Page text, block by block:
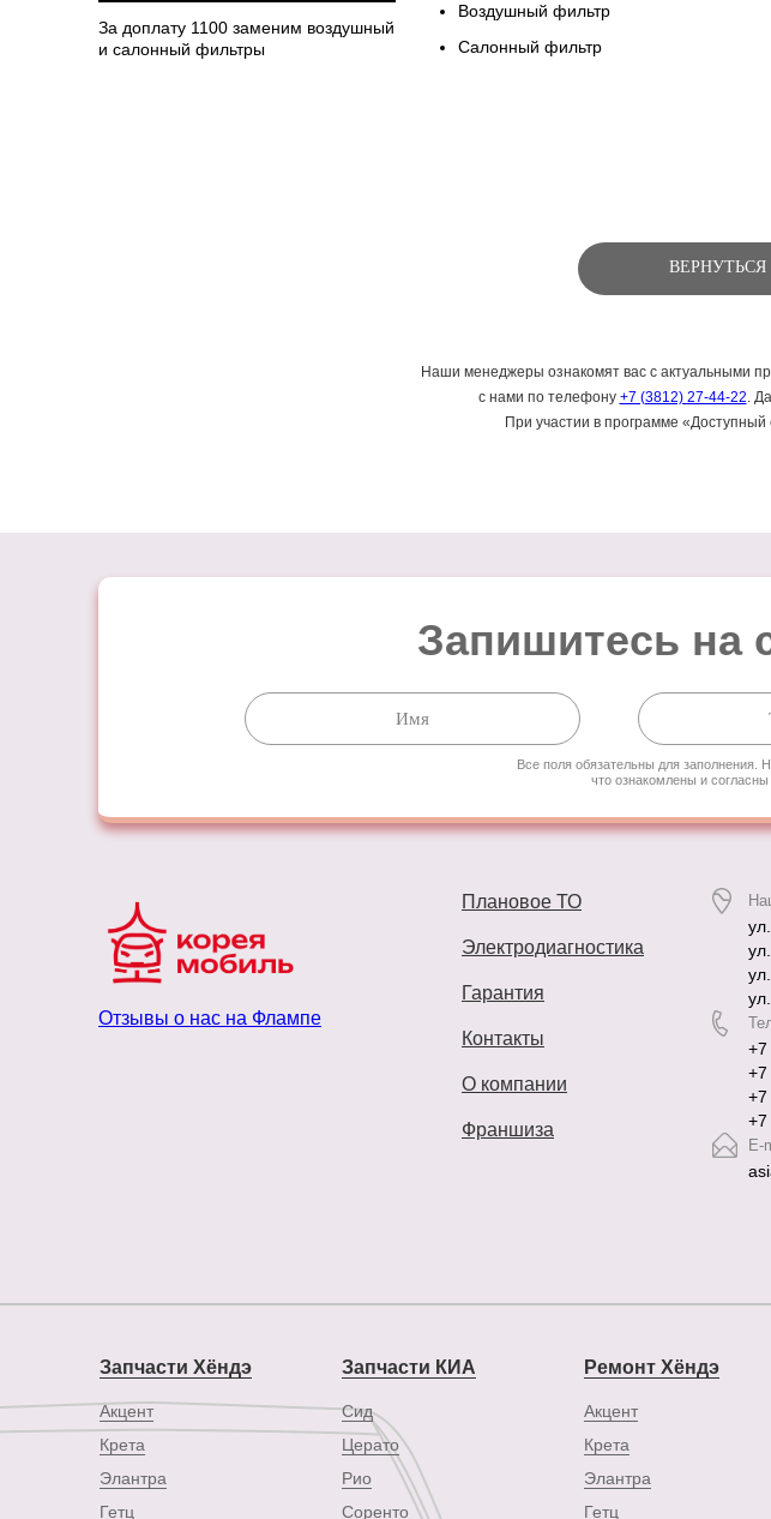
За доплату 1100 заменим воздушный
и салонный фильтры
Воздушный фильтр
Салонный фильтр
Наши менеджеры ознакомят вас с актуальными
с нами по телефону +7 (3812) 27-44-22.
При участии в программе
Запишитесь на
Все поля обязательны для заполнения.
что ознакомлены и согласны
Отзывы о нас на Флампе
Плановое ТО
Электродиагностика
Гарантия
Контакты
О компании
Франшиза
+7
+7
+7
+7
E-
Запчасти Хёндэ
Акцент
Крета
Элантра
Гетц
Запчасти КИА
Сид
Церато
Рио
Соренто
Ремонт Хёндэ
Акцент
Крета
Элантра
Гетц